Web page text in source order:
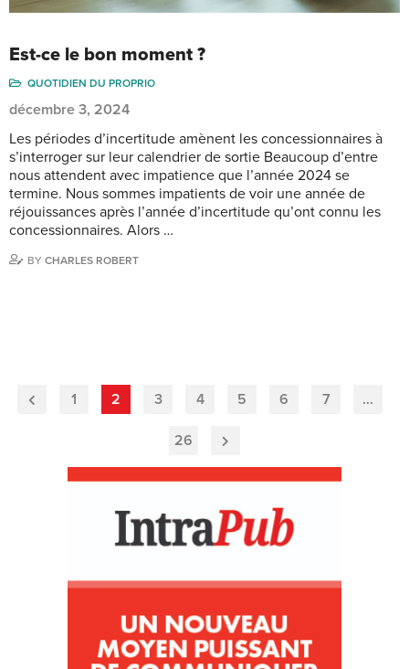
Est-ce le bon moment ?
QUOTIDIEN DU PROPRIO
décembre 3, 2024
Les périodes d’incertitude amènent les concessionnaires à
s’interroger sur leur calendrier de sortie Beaucoup d’entre
nous attendent avec impatience que l’année 2024 se
termine. Nous sommes impatients de voir une année de
réjouissances après l’année d’incertitude qu’ont connu les
concessionnaires. Alors …
BY CHARLES ROBERT
Previous1 2 3 4 5 6 7 …
26